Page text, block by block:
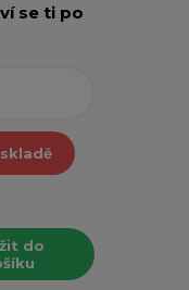
se ti po
do